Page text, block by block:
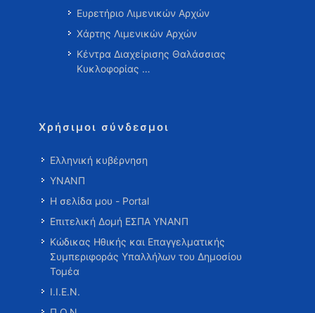
Ευρετήριο Λιμενικών Αρχών
Χάρτης Λιμενικών Αρχών
Κέντρα Διαχείρισης Θαλάσσιας
Κυκλοφορίας …
Χρήσιμοι σύνδεσμοι
Ελληνική κυβέρνηση
ΥΝΑΝΠ
Η σελίδα μου - Portal
Επιτελική Δομή ΕΣΠΑ ΥΝΑΝΠ
Κώδικας Ηθικής και Επαγγελματικής
Συμπεριφοράς Υπαλλήλων του Δημοσίου
Τομέα
Ι.Ι.Ε.Ν.